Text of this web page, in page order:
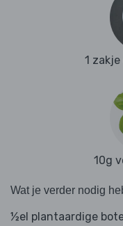
1
10g
Wat je verder nodig
½el plantaardige